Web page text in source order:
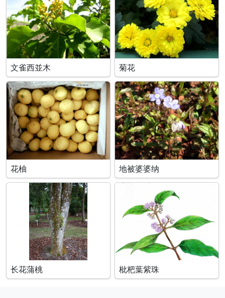
文雀西並木 菊花
花柚 地被婆婆纳
长花蒲桃 枇杷葉紫珠